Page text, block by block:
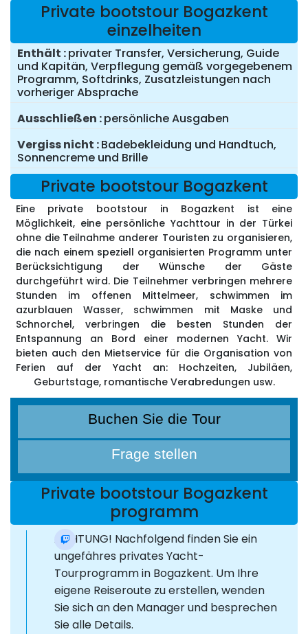
Private bootstour Bogazkent
einzelheiten
Enthält privater Transfer, Versicherung, Guide
und Kapitän, Verpflegung gemäß vorgegebenem
Programm, Softdrinks, Zusatzleistungen nach
vorheriger Absprache
Ausschließen persönliche Ausgaben
Vergiss nicht Badebekleidung und Handtuch,
Sonnencreme und Brille
Private bootstour Bogazkent
Eine private bootstour in Bogazkent ist eine
Möglichkeit, eine persönliche Yachttour in der Türkei
ohne die Teilnahme anderer Touristen zu organisieren,
die nach einem speziell organisierten Programm unter
Berücksichtigung der Wünsche der Gäste
durchgeführt wird. Die Teilnehmer verbringen mehrere
Stunden im offenen Mittelmeer, schwimmen im
azurblauen Wasser, schwimmen mit Maske und
Schnorchel, verbringen die besten Stunden der
Entspannung an Bord einer modernen Yacht. Wir
bieten auch den Mietservice für die Organisation von
Ferien auf der Yacht an: Hochzeiten, Jubiläen,
Geburtstage, romantische Verabredungen usw.
Buchen Sie die Tour
Frage stellen
Private bootstour Bogazkent
programm
ACHTUNG! Nachfolgend finden Sie ein
ungefähres privates Yacht-
Tourprogramm in Bogazkent. Um Ihre
eigene Reiseroute zu erstellen, wenden
Sie sich an den Manager und besprechen
Sie alle Details.